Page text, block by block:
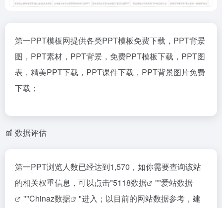
第一PPT模板网提供各类PPT模板免费下载，PPT背景
图，PPT素材，PPT背景，免费PPT模板下载，PPT图
表，精美PPT下载，PPT课件下载，PPT背景图片免费
下载；
数据评估
第一PPT浏览人数已经达到1,570，如你需要查询该站
的相关权重信息，可以点击"5118数据 ""爱站数据
""Chinaz数据
"进入；以目前的网站数据参考，建